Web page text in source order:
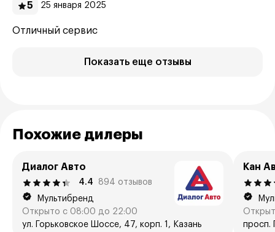
5
25 января 2025
Отличный сервис
Показать еще отзывы
Похожие дилеры
Диалог Авто
4.4
894 отзывов
Мультибренд
Открыто с 08:00 до 22:00
ул. Горьковское Шоссе, 47, корп. 1, Казань
Кан
просп.